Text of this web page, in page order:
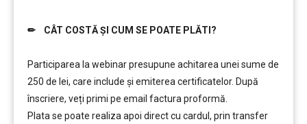
✏ CÂT COSTĂ ȘI CUM SE POATE PLĂTI?
Participarea la webinar presupune achitarea unei sume de
250 de lei, care include şi emiterea certificatelor. După
înscriere, veți primi pe email factura proformă.
Plata se poate realiza apoi direct cu cardul, prin transfer